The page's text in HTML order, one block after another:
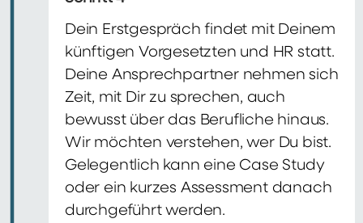
Dein Erstgespräch findet mit Deinem
künftigen Vorgesetzten und HR statt.
Deine Ansprechpartner nehmen sich
Zeit, mit Dir zu sprechen, auch
bewusst über das Berufliche hinaus.
Wir möchten verstehen, wer Du bist.
Gelegentlich kann eine Case Study
oder ein kurzes Assessment danach
durchgeführt werden.